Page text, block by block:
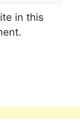
in this